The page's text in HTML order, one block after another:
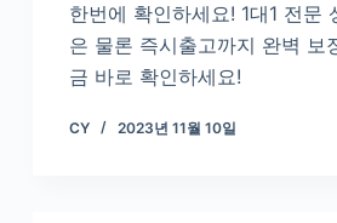
한번에 확인하세요! 1대1 전문
은 물론 즉시출고까지 완벽 보
금 바로 확인하세요!
CY 2023년 11월 10일